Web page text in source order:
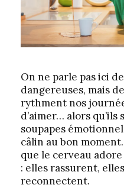
On ne parle pas ici
dangereuses, mais
rythment nos
d’aimer… alors
soupapes
câlin au bon
que le cerveau
: elles rassurent,
reconnectent.